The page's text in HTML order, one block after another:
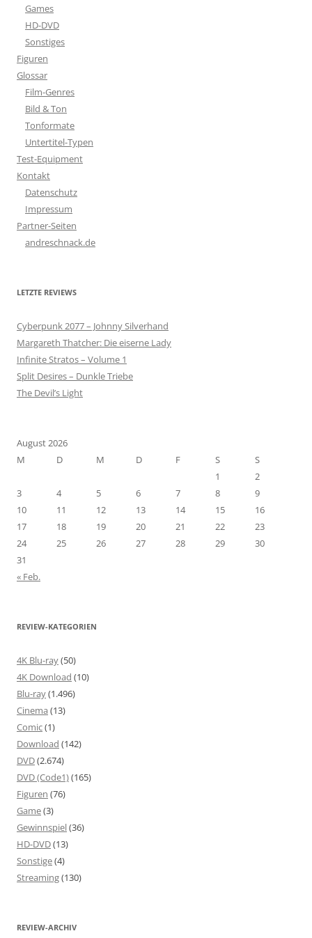
Games
HD-DVD
Sonstiges
Figuren
Glossar
Film-Genres
Bild & Ton
Tonformate
Untertitel-Typen
Test-Equipment
Kontakt
Datenschutz
Impressum
Partner-Seiten
andreschnack.de
LETZTE REVIEWS
Cyberpunk 2077 – Johnny Silverhand
Margareth Thatcher: Die eiserne Lady
Infinite Stratos – Volume 1
Split Desires – Dunkle Triebe
The Devil’s Light
August 2026
M
D M D F S
S
1
2
3
4 5 6 7 8
9
10
11 12 13 14 15
16
17
18 19 20 21 22
23
24
25 26 27 28 29
30
31
« Feb.
REVIEW-KATEGORIEN
4K Blu-ray(50)
4K Download (10)
Blu-ray(1.496)
Cinema (13)
Comic(1)
Download (142)
DVD(2.674)
DVD (Code1)(165)
Figuren (76)
Game(3)
Gewinnspiel(36)
HD-DVD(13)
Sonstige(4)
Streaming(130)
REVIEW-ARCHIV